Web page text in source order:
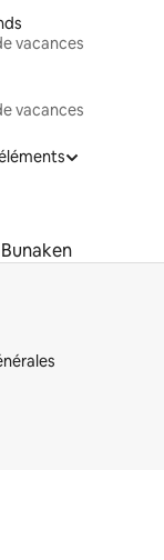
vacances
vacances
Bunaken